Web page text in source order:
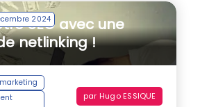
2024
SEO avec une
netlinking !
par Hugo ESSIQUE